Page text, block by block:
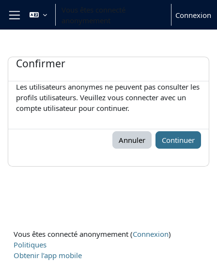
Passer au contenu principal
Panneau latéral
Vous êtes connecté
anonymement
Connexion
Confirmer
Les utilisateurs anonymes ne peuvent pas consulter les
profils utilisateurs. Veuillez vous connecter avec un
compte utilisateur pour continuer.
Annuler Continuer
Vous êtes connecté anonymement (Connexion)
Politiques
Obtenir l’app mobile